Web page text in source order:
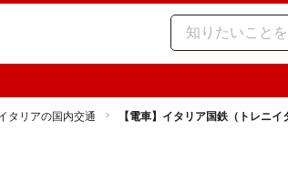
タリアの国内交通 【電車】イタリア国鉄（トレニ